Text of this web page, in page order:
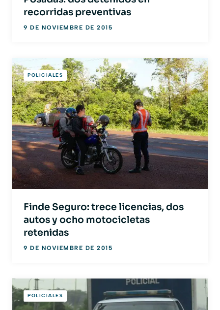
recorridas preventivas
9 DE NOVIEMBRE DE 2015
POLICIALES
Finde Seguro: trece licencias, dos
autos y ocho motocicletas
retenidas
9 DE NOVIEMBRE DE 2015
POLICIALES